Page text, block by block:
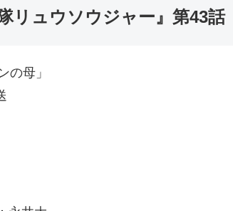
リュウソウジャー』第43話
の母」